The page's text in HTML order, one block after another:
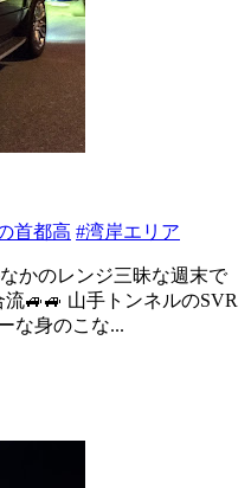
首都高 #湾岸エリア
かのレンジ三昧な週末で
🚙🚙 山手トンネルのSVR
な身のこな...